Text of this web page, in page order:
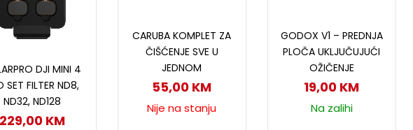
DJI MINI 4
SET FILTER ND8,
ND32, ND128
KM
CARUBA KOMPLET ZA
ČIŠĆENJE SVE U
JEDNOM
55,00 KM
Nije na stanju
GODOX V1 – PREDNJA
PLOČA UKLJUČUJUĆI
OŽIČENJE
19,00 KM
Na zalihi